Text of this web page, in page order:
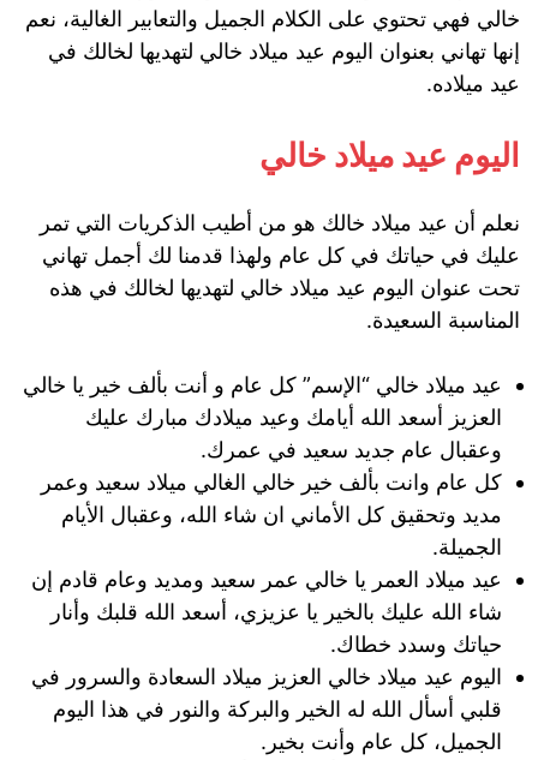
خالي فهي تحتوي على الكلام الجميل والتعابير الغالية، نعم
إنها تهاني بعنوان اليوم عيد ميلاد خالي لتهديها لخالك في
عيد ميلاده.
اليوم عيد ميلاد خالي
نعلم أن عيد ميلاد خالك هو من أطيب الذكريات التي تمر
عليك في حياتك في كل عام ولهذا قدمنا لك أجمل تهاني
تحت عنوان اليوم عيد ميلاد خالي لتهديها لخالك في هذه
المناسبة السعيدة.
عيد ميلاد خالي “الإسم” كل عام و أنت بألف خير يا خالي
العزيز أسعد الله أيامك وعيد ميلادك مبارك عليك
وعقبال عام جديد سعيد في عمرك.
کل عام وانت بألف خیر خالي الغالي ميلاد سعيد وعمر
مديد وتحقيق كل الأماني ان شاء الله، وعقبال الأيام
الجميلة.
عيد ميلاد العمر يا خالي عمر سعيد ومديد وعام قادم إن
شاء الله عليك بالخير يا عزيزي، أسعد الله قلبك وأنار
حياتك وسدد خطاك.
اليوم عيد ميلاد خالي العزيز ميلاد السعادة والسرور في
قلبي أسأل الله له الخير والبركة والنور في هذا اليوم
الجميل، كل عام وأنت بخير.